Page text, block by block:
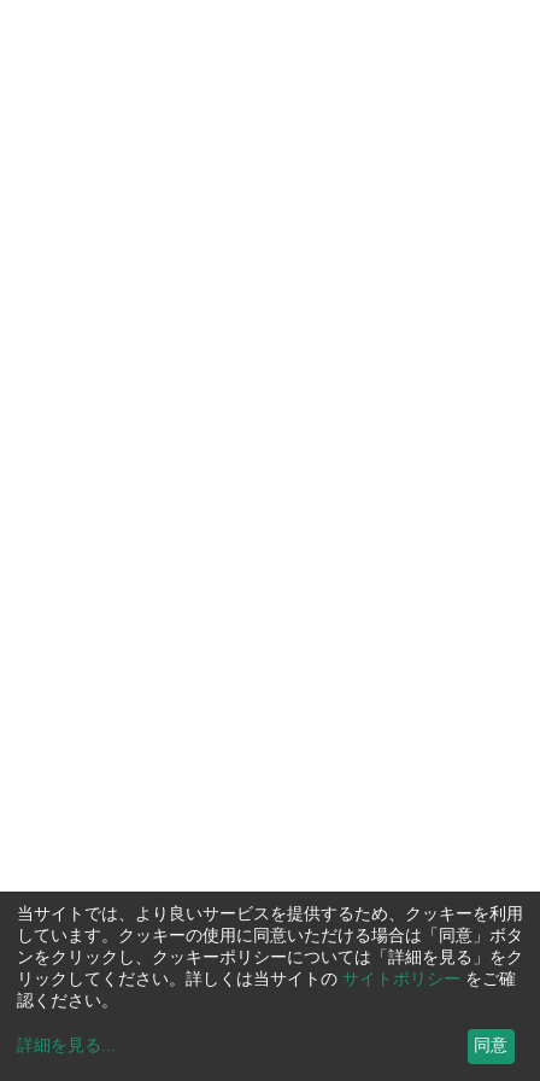
当サイトでは、より良いサービスを提供するため、クッキーを利用
しています。クッキーの使用に同意いただける場合は「同意」ボタ
ンをクリックし、クッキーポリシーについては「詳細を見る」をク
リックしてください。詳しくは当サイトの サイトポリシー をご確
認ください。
詳細を見る ... 同意